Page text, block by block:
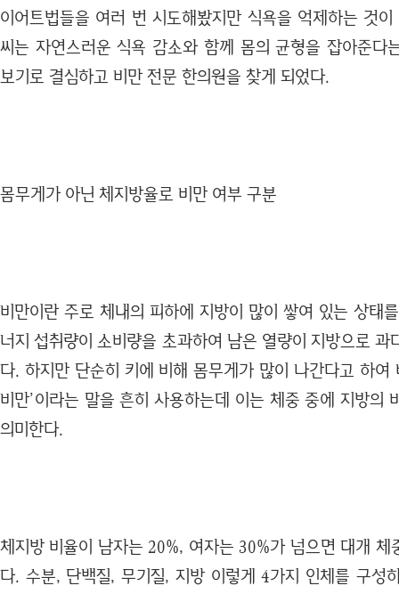
이어트법들을 여러 번 시도해봤지만 식욕을 억제하는 것
씨는 자연스러운 식욕 감소와 함께 몸의 균형을 잡아준다
보기로 결심하고 비만 전문 한의원을 찾게 되었다.
몸무게가 아닌 체지방율로 비만 여부 구분
비만이란 주로 체내의 피하에 지방이 많이 쌓여 있는 상태
너지 섭취량이 소비량을 초과하여 남은 열량이 지방으로
다. 하지만 단순히 키에 비해 몸무게가 많이 나간다고 하여
비만’이라는 말을 흔히 사용하는데 이는 체중 중에 지방의
의미한다.
체지방 비율이 남자는 20%, 여자는 30%가 넘으면 대개 체
다. 수분, 단백질, 무기질, 지방 이렇게 4가지 인체를 구성